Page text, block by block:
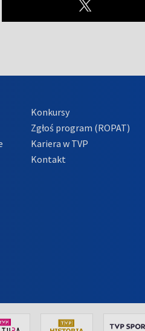
Konkursy
Zgłoś program (ROPAT)
Kariera w TVP
Kontakt